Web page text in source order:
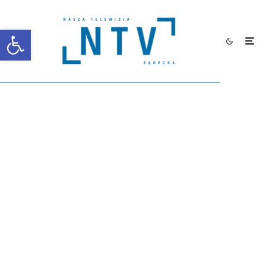
Otwórz pasek narzędzi